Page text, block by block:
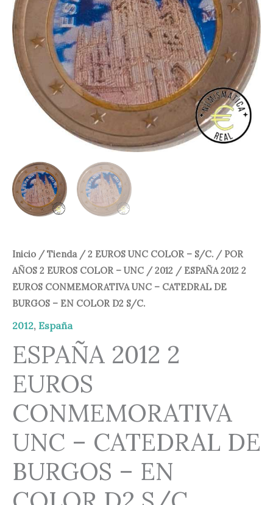
Inicio /Tienda/2 EUROS UNC COLOR – S/C. / POR
AÑOS 2 EUROS COLOR – UNC /2012 / ESPAÑA 2012 2
EUROS CONMEMORATIVA UNC – CATEDRAL DE
BURGOS – EN COLOR D2 S/C.
2012, España
ESPAÑA 2012 2
EUROS
CONMEMORATIVA
UNC – CATEDRAL DE
BURGOS – EN
15,00 €.12,95 €.